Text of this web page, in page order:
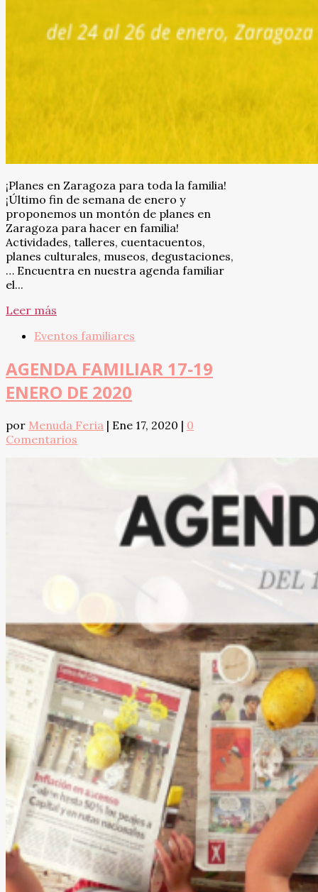
¡Planes en Zaragoza para toda la familia!
¡Último fin de semana de enero y
proponemos un montón de planes en
Zaragoza para hacer en familia!
Actividades, talleres, cuentacuentos,
planes culturales, museos, degustaciones,
… Encuentra en nuestra agenda familiar
el...
Leer más
Eventos familiares
AGENDA FAMILIAR 17-19
ENERO DE 2020
por Menuda Feria | Ene 17, 2020 | 0
Comentarios